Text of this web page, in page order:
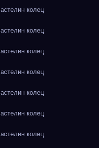
колец
колец
колец
колец
колец
колец
колец